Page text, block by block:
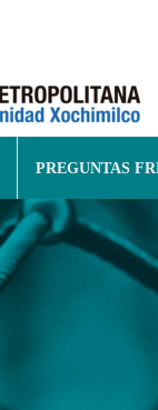
PREGUNTAS